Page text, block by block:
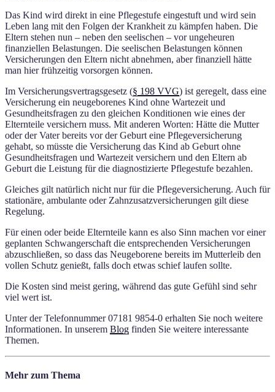
Das Kind wird direkt in eine Pflegestufe eingestuft und wird sein
Leben lang mit den Folgen der Krankheit zu kämpfen haben. Die
Eltern stehen nun – neben den seelischen – vor ungeheuren
finanziellen Belastungen. Die seelischen Belastungen können
Versicherungen den Eltern nicht abnehmen, aber finanziell hätte
man hier frühzeitig vorsorgen können.
Im Versicherungsvertragsgesetz (§ 198 VVG) ist geregelt, dass eine
Versicherung ein neugeborenes Kind ohne Wartezeit und
Gesundheitsfragen zu den gleichen Konditionen wie eines der
Elternteile versichern muss. Mit anderen Worten: Hätte die Mutter
oder der Vater bereits vor der Geburt eine Pflegeversicherung
gehabt, so müsste die Versicherung das Kind ab Geburt ohne
Gesundheitsfragen und Wartezeit versichern und den Eltern ab
Geburt die Leistung für die diagnostizierte Pflegestufe bezahlen.
Gleiches gilt natürlich nicht nur für die Pflegeversicherung. Auch für
stationäre, ambulante oder Zahnzusatzversicherungen gilt diese
Regelung.
Für einen oder beide Elternteile kann es also Sinn machen vor einer
geplanten Schwangerschaft die entsprechenden Versicherungen
abzuschließen, so dass das Neugeborene bereits im Mutterleib den
vollen Schutz genießt, falls doch etwas schief laufen sollte.
Die Kosten sind meist gering, während das gute Gefühl sind sehr
viel wert ist.
Unter der Telefonnummer 07181 9854-0 erhalten Sie noch weitere
Informationen. In unserem Blog finden Sie weitere interessante
Themen.
Mehr zum Thema